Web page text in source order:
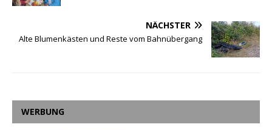
NÄCHSTER
Alte Blumenkästen und Reste vom Bahnübergang
WERBUNG